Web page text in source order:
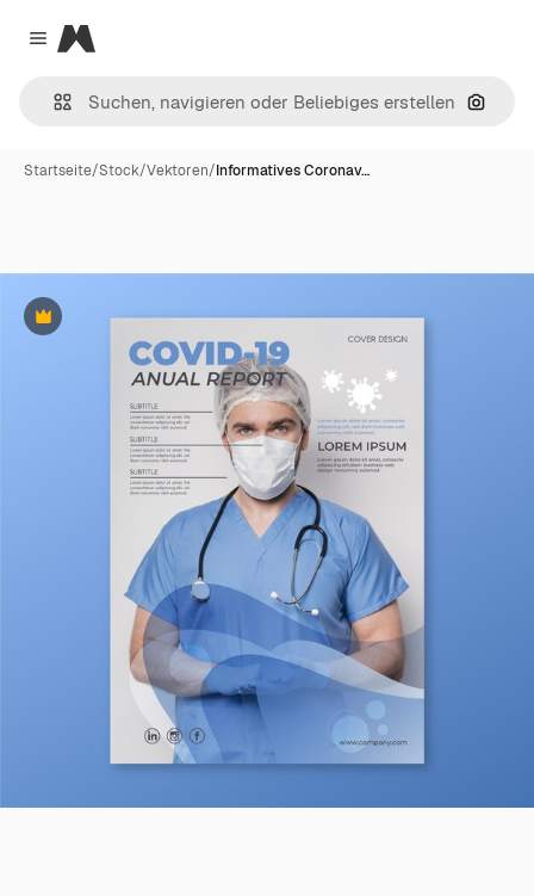
Close menu
Magnific
Nach
Startseite/Stock/Vektoren/Informatives Coronav…
Premium